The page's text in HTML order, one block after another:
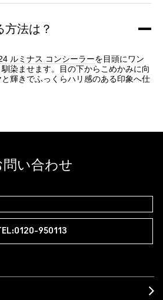
方法は？
ルミナス コンシーラーを目頭にワン
染ませます。目の下からこめかみに向
輝きでふっくらハリ感のある印象へ仕
問い合わせ
950113